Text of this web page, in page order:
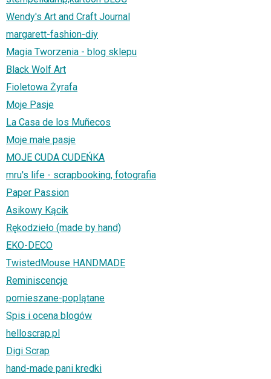
Wendy's Art and Craft Journal
margarett-fashion-diy
Magia Tworzenia - blog sklepu
Black Wolf Art
Fioletowa Żyrafa
Moje Pasje
La Casa de los Muñecos
Moje małe pasje
MOJE CUDA CUDEŃKA
mru's life - scrapbooking, fotografia
Paper Passion
Asikowy Kącik
Rękodzieło (made by hand)
EKO-DECO
TwistedMouse HANDMADE
Reminiscencje
pomieszane-poplątane
Spis i ocena blogów
helloscrap.pl
Digi Scrap
hand-made pani kredki